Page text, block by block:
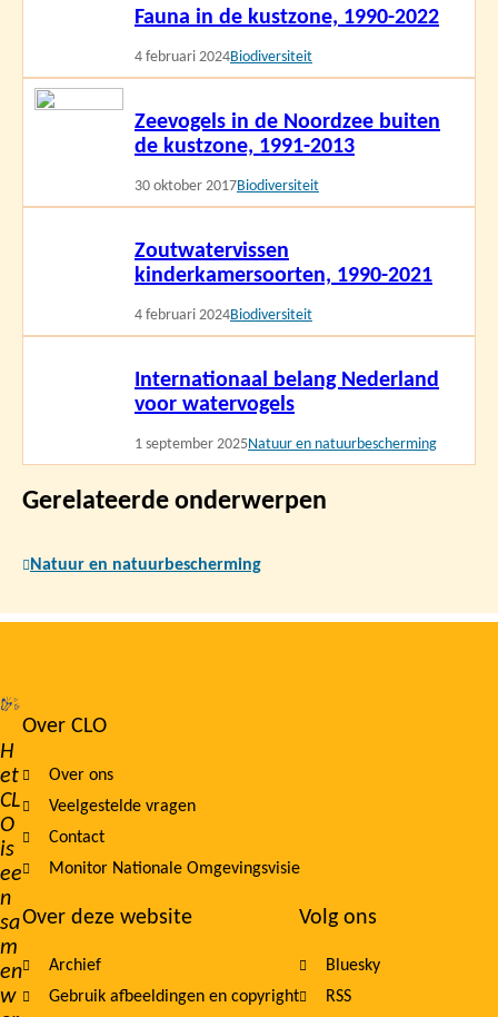
Fauna in de kustzone, 1990-2022
4 februari 2024Biodiversiteit
Zeevogels in de Noordzee buiten
de kustzone, 1991-2013
30 oktober 2017Biodiversiteit
Lees
Zoutwatervissen
kinderkamersoorten, 1990-2021
4 februari 2024Biodiversiteit
Internationaal belang Nederland
voor watervogels
1 september 2025Natuur en natuurbescherming
Gerelateerde onderwerpen
Natuur en natuurbescherming
H
et
CL
O
is
ee
n
sa
m
en
w
Footer
navigation
Over CLO
Over ons
Veelgestelde vragen
Contact
Monitor Nationale Omgevingsvisie
Over deze website
Archief
Gebruik afbeeldingen en copyright
Volg ons
Bluesky
RSS